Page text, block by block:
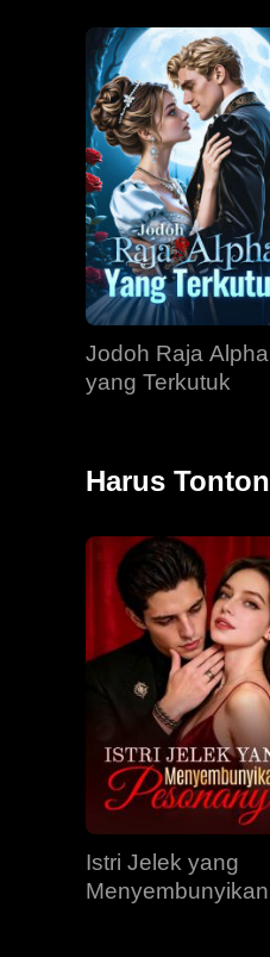
Jodoh Raja Alpha
yang Terkutuk
Harus Tonton
Istri Jelek yang
Menyembunyikan